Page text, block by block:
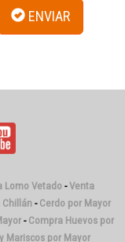
ENVIAR
Lomo Vetado-Venta
Chillán - Cerdo por Mayor
- Compra Huevos por
Mariscos por Mayor